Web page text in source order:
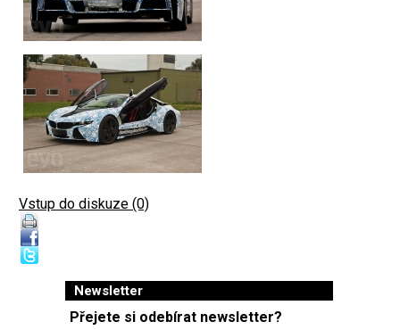
Vstup do diskuze (0)
Newsletter
Přejete si odebírat newsletter?